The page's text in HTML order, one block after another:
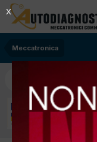
Meccatronica
X